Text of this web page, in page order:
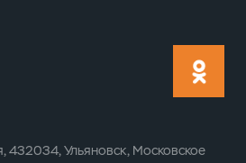
432034, Ульяновск, Московское